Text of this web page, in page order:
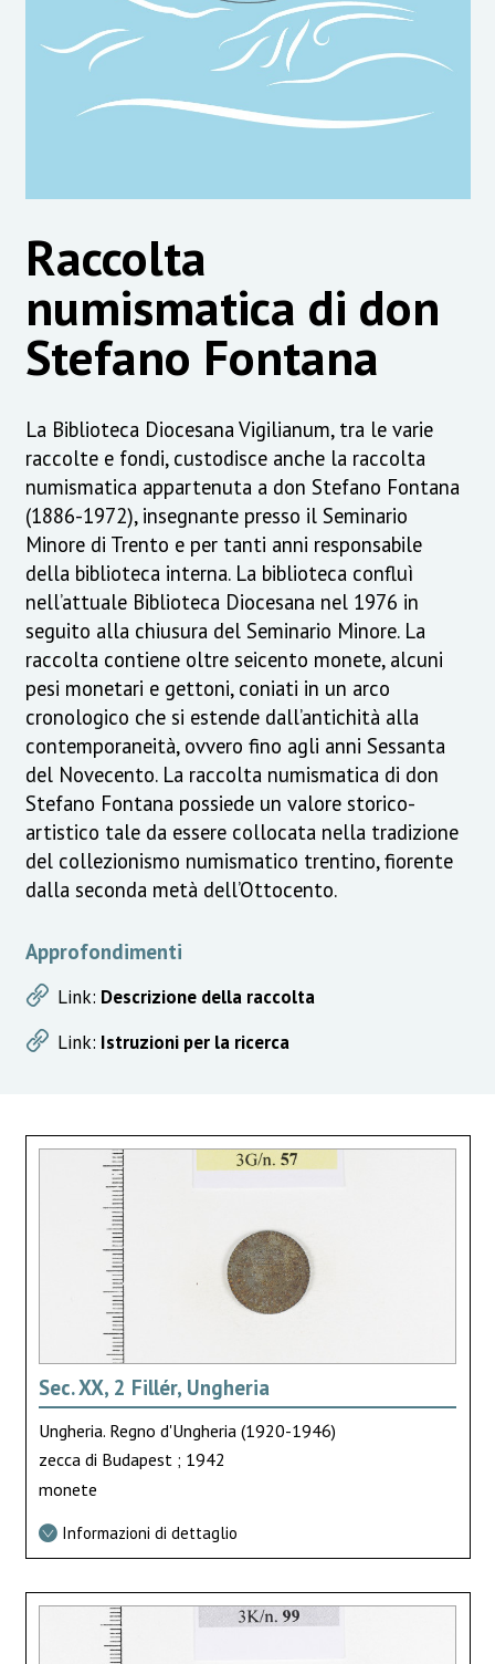
Raccolta
numismatica di don
Stefano Fontana
La Biblioteca Diocesana Vigilianum, tra le varie
raccolte e fondi, custodisce anche la raccolta
numismatica appartenuta a don Stefano Fontana
(1886-1972), insegnante presso il Seminario
Minore di Trento e per tanti anni responsabile
della biblioteca interna. La biblioteca confluì
nell’attuale Biblioteca Diocesana nel 1976 in
seguito alla chiusura del Seminario Minore. La
raccolta contiene oltre seicento monete, alcuni
pesi monetari e gettoni, coniati in un arco
cronologico che si estende dall’antichità alla
contemporaneità, ovvero fino agli anni Sessanta
del Novecento. La raccolta numismatica di don
Stefano Fontana possiede un valore storico-
artistico tale da essere collocata nella tradizione
del collezionismo numismatico trentino, fiorente
dalla seconda metà dell’Ottocento.
Approfondimenti
Link: Descrizione della raccolta
Link: Istruzioni per la ricerca
Sec. XX, 2 Fillér, Ungheria
Ungheria. Regno d'Ungheria (1920-1946)
zecca di Budapest ; 1942
monete
Informazioni di dettaglio